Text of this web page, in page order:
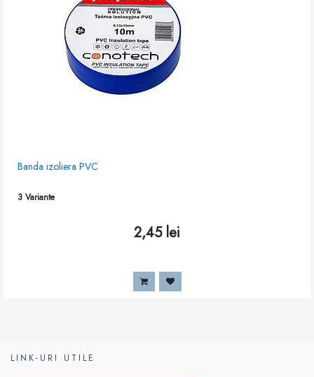
Banda izoliera PVC
3 Variante
2,45lei
LINK-URI UTILE